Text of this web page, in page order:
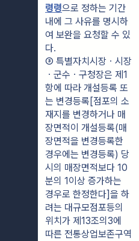
령령으로 정하는 기간
내에 그 사유를 명시하
여 보완을 요청할 수 있
다.
③ 특별자치시장ㆍ시장
ㆍ군수ㆍ구청장은 제1
항에 따라 개설등록 또
는 변경등록[점포의 소
재지를 변경하거나 매
장면적이 개설등록(매
장면적을 변경등록한
경우에는 변경등록) 당
시의 매장면적보다 10
분의 1이상 증가하는
경우로 한정한다]을 하
려는 대규모점포등의
위치가 제13조의3에
따른 전통상업보존구역